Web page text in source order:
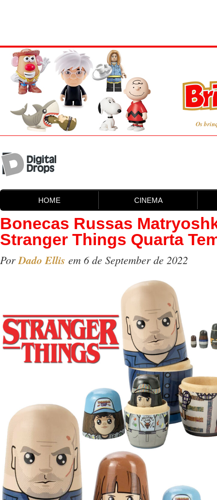
Os
HOME CINEMA
Bonecas Russas
Stranger Things Quarta
PorDado Ellis em 6 de September de 2022